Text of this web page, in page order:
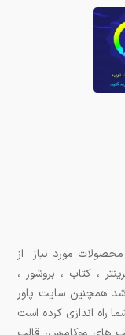
مورد نیاز از
، کتاب ، بروشور ،
همچنین سایت پاور
راه اندازی کرده است